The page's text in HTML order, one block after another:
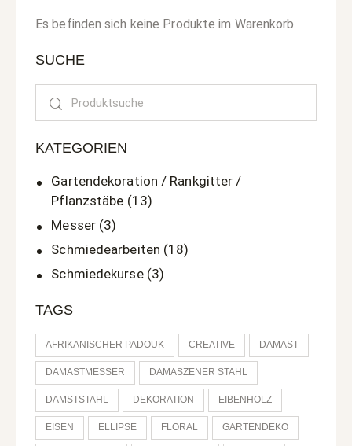
Es befinden sich keine Produkte im Warenkorb.
SUCHE
KATEGORIEN
Gartendekoration / Rankgitter /
Pflanzstäbe (13)
Messer (3)
Schmiedearbeiten (18)
Schmiedekurse (3)
TAGS
AFRIKANISCHER PADOUK CREATIVE DAMAST
DAMASTMESSER DAMASZENER STAHL
DAMSTSTAHL DEKORATION EIBENHOLZ
EISEN ELLIPSE FLORAL GARTENDEKO